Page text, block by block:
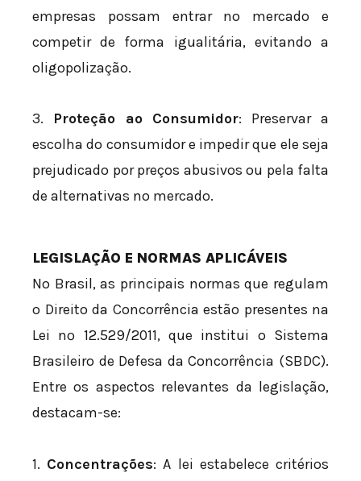
empresas possam entrar no mercado e
competir de forma igualitária, evitando a
oligopolização.
3. Proteção ao Consumidor: Preservar a
escolha do consumidor e impedir que ele seja
prejudicado por preços abusivos ou pela falta
de alternativas no mercado.
LEGISLAÇÃO E NORMAS APLICÁVEIS
No Brasil, as principais normas que regulam
o Direito da Concorrência estão presentes na
Lei nº 12.529/2011, que institui o Sistema
Brasileiro de Defesa da Concorrência (SBDC).
Entre os aspectos relevantes da legislação,
destacam-se:
1. Concentrações: A lei estabelece critérios